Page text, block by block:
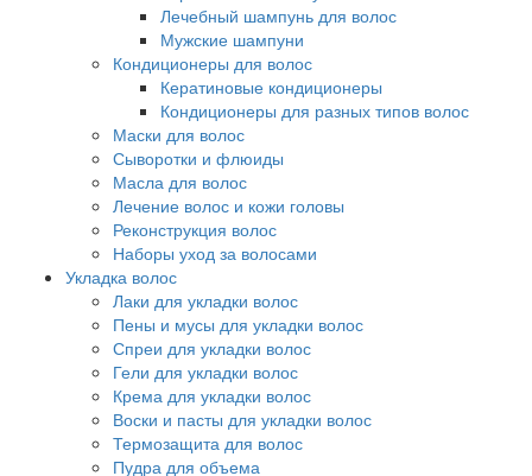
Лечебный шампунь для волос
Мужские шампуни
Кондиционеры для волос
Кератиновые кондиционеры
Кондиционеры для разных типов волос
Маски для волос
Сыворотки и флюиды
Масла для волос
Лечение волос и кожи головы
Реконструкция волос
Наборы уход за волосами
Укладка волос
Лаки для укладки волос
Пены и мусы для укладки волос
Спреи для укладки волос
Гели для укладки волос
Крема для укладки волос
Воски и пасты для укладки волос
Термозащита для волос
Пудра для объема